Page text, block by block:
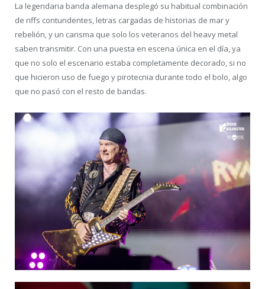
La legendaria banda alemana desplegó su habitual combinación
de riffs contundentes, letras cargadas de historias de mar y
rebelión, y un carisma que solo los veteranos del heavy metal
saben transmitir. Con una puesta en escena única en el día, ya
que no solo el escenario estaba completamente decorado, si no
que hicieron uso de fuego y pirotecnia durante todo el bolo, algo
que no pasó con el resto de bandas.